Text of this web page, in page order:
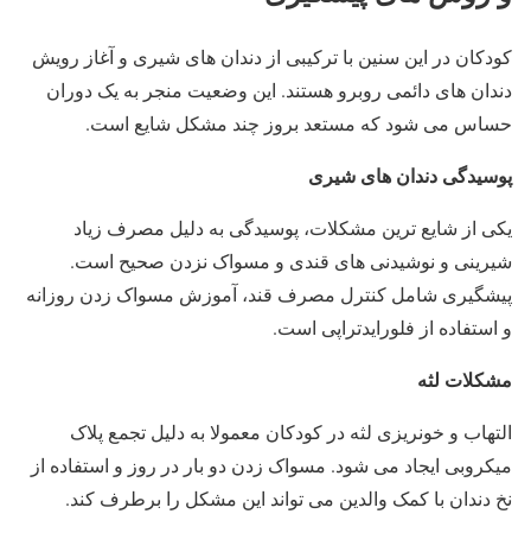
کودکان در این سنین با ترکیبی از دندان های شیری و آغاز رویش
دندان های دائمی روبرو هستند. این وضعیت منجر به یک دوران
حساس می شود که مستعد بروز چند مشکل شایع است.
پوسیدگی دندان های شیری
یکی از شایع ترین مشکلات، پوسیدگی به دلیل مصرف زیاد
شیرینی و نوشیدنی های قندی و مسواک نزدن صحیح است.
پیشگیری شامل کنترل مصرف قند، آموزش مسواک زدن روزانه
و استفاده از فلورایدتراپی است.
مشکلات لثه
التهاب و خونریزی لثه در کودکان معمولا به دلیل تجمع پلاک
میکروبی ایجاد می شود. مسواک زدن دو بار در روز و استفاده از
نخ دندان با کمک والدین می تواند این مشکل را برطرف کند.